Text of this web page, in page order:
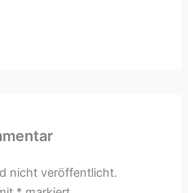
nicht veröffentlicht.